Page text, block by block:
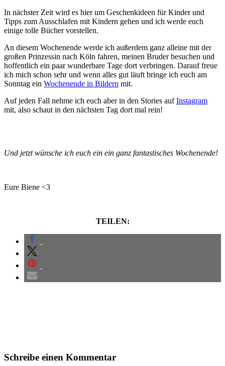
In nächster Zeit wird es hier um Geschenkideen für Kinder und
Tipps zum Ausschlafen mit Kindern gehen und ich werde euch
einige tolle Bücher vorstellen.
An diesem Wochenende werde ich außerdem ganz alleine mit der
großen Prinzessin nach Köln fahren, meinen Bruder besuchen und
hoffentlich ein paar wunderbare Tage dort verbringen. Darauf freue
ich mich schon sehr und wenn alles gut läuft bringe ich euch am
Sonntag ein Wochenende in Bildern mit.
Auf jeden Fall nehme ich euch aber in den Stories aufInstagram
mit, also schaut in den nächsten Tag dort mal rein!
Und jetzt wünsche ich euch ein ein ganz fantastisches Wochenende!
Eure Biene <3
TEILEN:
Interaktionen
Schreibe einen Kommentar